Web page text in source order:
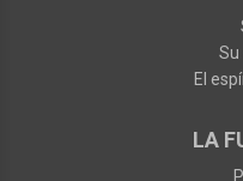
Su
El
LA